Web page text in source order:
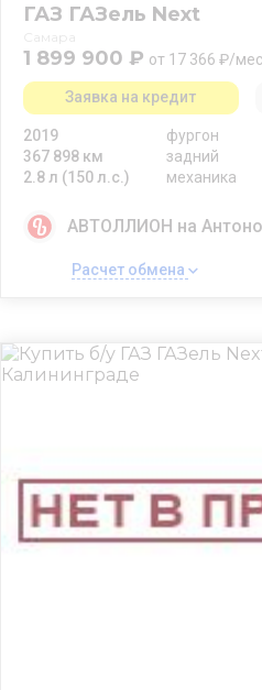
ГАЗ ГАЗель Next
Самара
1 899 900 ₽ от 17 366 ₽/мес
2019
367 898 км
2.8 л (150 л.с.)
фургон
задний
механика
Заявка на кредит
АВТОЛЛИОН на
Расчет обмена